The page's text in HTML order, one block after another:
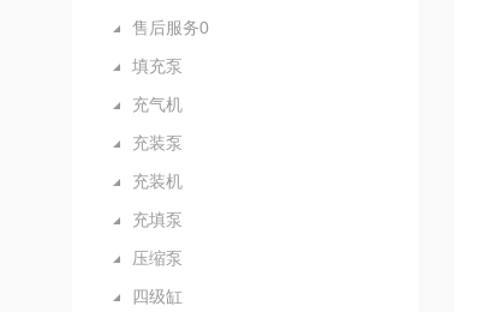
售后服务0
填充泵
充气机
充装泵
充装机
充填泵
压缩泵
四级缸